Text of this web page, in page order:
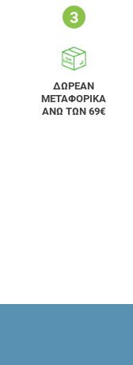
ΔΩΡΕΑΝ
ΜΕΤΑΦΟΡΙΚΑ
ΑΝΩ ΤΩΝ 69€